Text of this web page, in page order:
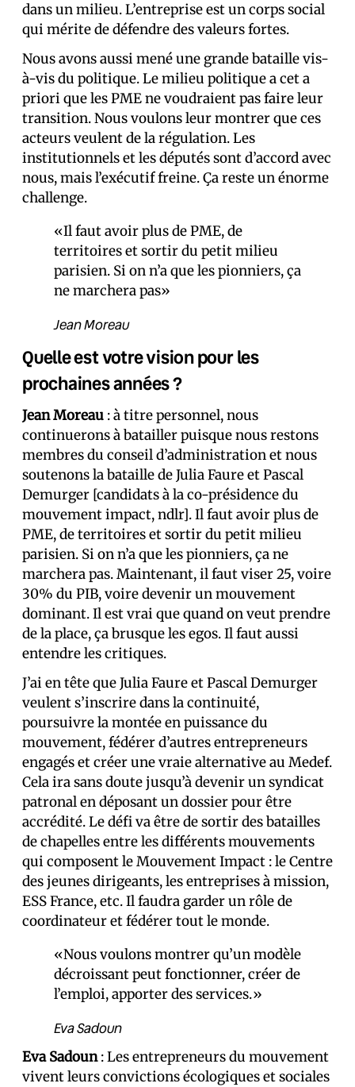
dans un milieu. L’entreprise est un corps social
qui mérite de défendre des valeurs fortes.
Nous avons aussi mené une grande bataille vis-
à-vis du politique. Le milieu politique a cet a
priori que les PME ne voudraient pas faire leur
transition. Nous voulons leur montrer que ces
acteurs veulent de la régulation. Les
institutionnels et les députés sont d’accord avec
nous, mais l’exécutif freine. Ça reste un énorme
challenge.
«Il faut avoir plus de PME, de
territoires et sortir du petit milieu
parisien. Si on n’a que les pionniers, ça
ne marchera pas»
Jean Moreau
Quelle est votre vision pour les
prochaines années ?
Jean Moreau : à titre personnel, nous
continuerons à batailler puisque nous restons
membres du conseil d’administration et nous
soutenons la bataille de Julia Faure et Pascal
Demurger [candidats à la co-présidence du
mouvement impact, ndlr]. Il faut avoir plus de
PME, de territoires et sortir du petit milieu
parisien. Si on n’a que les pionniers, ça ne
marchera pas. Maintenant, il faut viser 25, voire
30% du PIB, voire devenir un mouvement
dominant. Il est vrai que quand on veut prendre
de la place, ça brusque les egos. Il faut aussi
entendre les critiques.
J’ai en tête que Julia Faure et Pascal Demurger
veulent s’inscrire dans la continuité,
poursuivre la montée en puissance du
mouvement, fédérer d’autres entrepreneurs
engagés et créer une vraie alternative au Medef.
Cela ira sans doute jusqu’à devenir un syndicat
patronal en déposant un dossier pour être
accrédité. Le défi va être de sortir des batailles
de chapelles entre les différents mouvements
qui composent le Mouvement Impact : le Centre
des jeunes dirigeants, les entreprises à mission,
ESS France, etc. Il faudra garder un rôle de
coordinateur et fédérer tout le monde.
«Nous voulons montrer qu’un modèle
décroissant peut fonctionner, créer de
l’emploi, apporter des services.»
Eva Sadoun
Eva Sadoun: Les entrepreneurs du mouvement
vivent leurs convictions écologiques et sociales